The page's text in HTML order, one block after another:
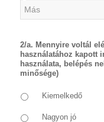
2/a. Mennyire voltál
használatához kapott
használata, belépés
minősége)
Kiemelkedő
Nagyon jó